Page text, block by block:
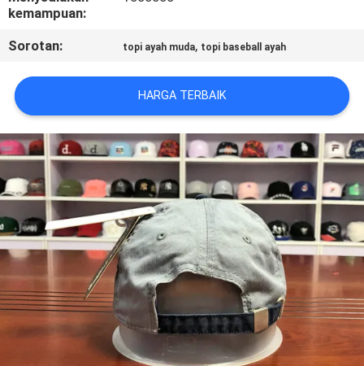
BERITA
KASUS
SITEMAP
PRIVACY
POLICY
kemampuan:
Sorotan: topi ayah muda, topi baseball ayah
HARGA TERBAIK